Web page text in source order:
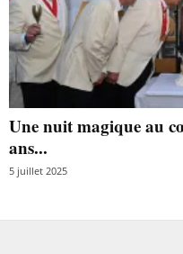
Une nuit magique au
ans...
5 juillet 2025